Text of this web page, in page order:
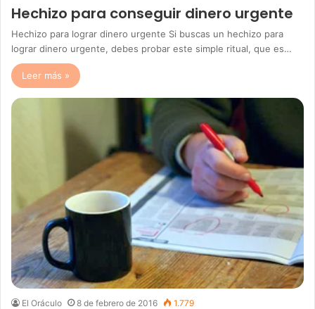
Hechizo para conseguir dinero urgente
Hechizo para lograr dinero urgente Si buscas un hechizo para
lograr dinero urgente, debes probar este simple ritual, que es…
Leer más »
El Oráculo 8 de febrero de 2016 1.779